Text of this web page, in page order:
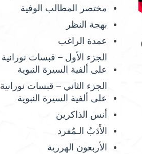
مختصر المطالب الوفية
بهجة النظر
عمدة الراغب
الجزء الأول – قبسات نورانية
على ألفية السيرة النبوية
الجزء الثاني – قبسات نورانية
على ألفية السيرة النبوية
أنس الذاكرين
الأَدَبُ الـمُفرد
الأربعون الهررية